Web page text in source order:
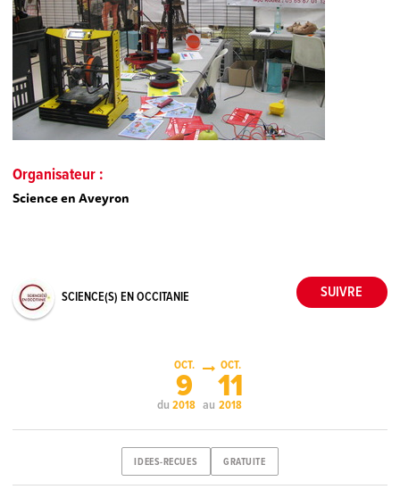
Organisateur :
Science en Aveyron
SCIENCE(S) EN OCCITANIE
du
OCT.
9
2018 au
OCT.
11
2018
IDEES-RECUES GRATUITE